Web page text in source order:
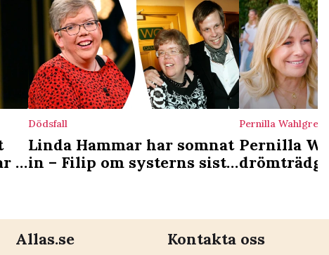
–
Dödsfall
Linda Hammar har somnat
in – Filip om systerns sista
Pernilla Wahlgren
Pernilla
Allas.se Kontakta oss